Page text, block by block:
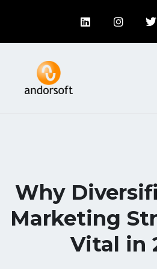
Why
Marketing
Vital in